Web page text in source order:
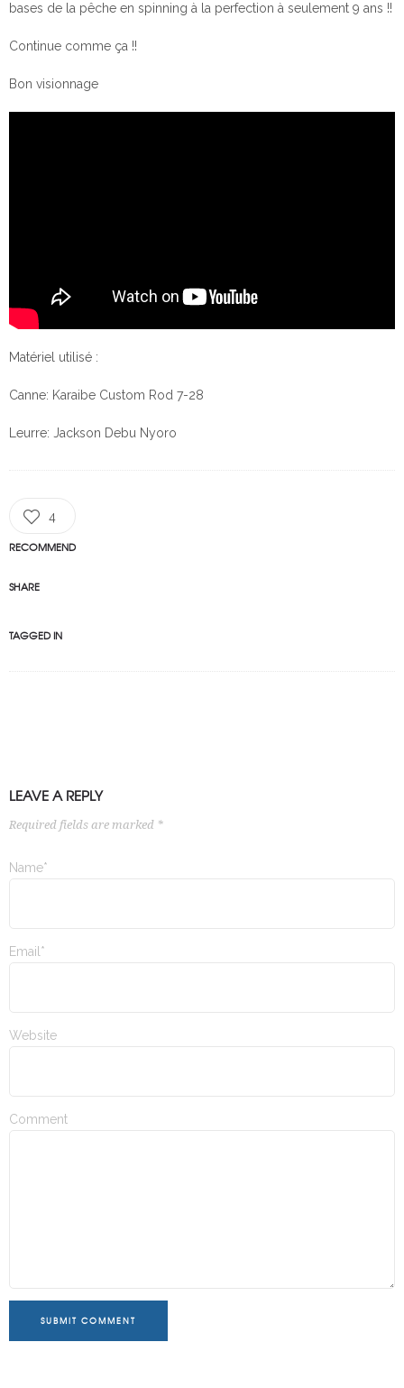
bases de la pêche en spinning à la perfection à seulement 9 ans !!
Continue comme ça !!
Bon visionnage
Matériel utilisé :
Canne: Karaibe Custom Rod 7-28
Leurre: Jackson Debu Nyoro
4
RECOMMEND
SHARE
TAGGED IN
LEAVE A REPLY
Required fields are marked *
Name*
Email*
Website
Comment
SUBMIT COMMENT